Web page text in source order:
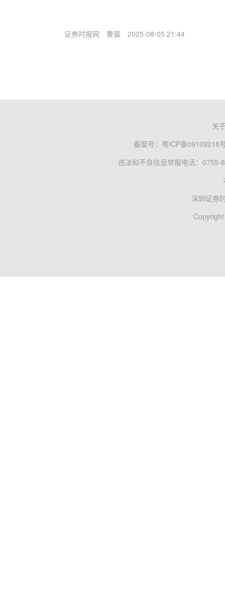
证券时报网 曹晨 2025-08-05 21:44
关
备案号： 粤ICP备09109218
违法和不良信息举报电话：0755-
深圳证券